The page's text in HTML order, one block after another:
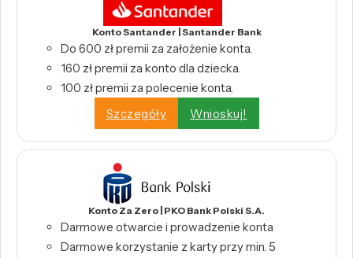
Konto Santander | Santander Bank
Do 600 zł premii za założenie konta.
160 zł premii za konto dla dziecka.
100 zł premii za polecenie konta.
Szczegóły
Wnioskuj!
Konto Za Zero | PKO Bank Polski S.A.
Darmowe otwarcie i prowadzenie konta
Darmowe korzystanie z karty przy min. 5